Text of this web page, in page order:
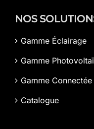
NOS
Gamme Éclairage
Gamme
Gamme Connectée
Catalogue